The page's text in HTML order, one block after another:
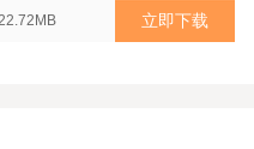
立即下载